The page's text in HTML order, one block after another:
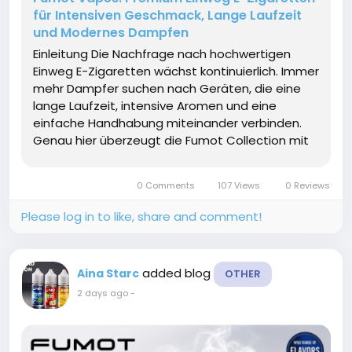
für Intensiven Geschmack, Lange Laufzeit
und Modernes Dampfen
Einleitung Die Nachfrage nach hochwertigen
Einweg E-Zigaretten wächst kontinuierlich. Immer
mehr Dampfer suchen nach Geräten, die eine
lange Laufzeit, intensive Aromen und eine
einfache Handhabung miteinander verbinden.
Genau hier überzeugt die Fumot Collection mit
Geschmacksrichtungen. Ob...
0 Comments 107 Views 0 Reviews
Please log in to like, share and comment!
Aina Starc added blog OTHER
2 days ago-